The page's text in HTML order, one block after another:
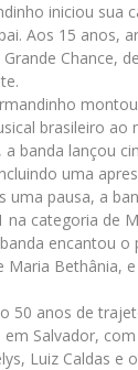
iniciou sua
Aos 15 anos,
Chance,
brasileiro ao
banda lançou
uma
uma pausa, a
na categoria de
encantou
Maria Bethânia,
50 anos de
Salvador,
Luiz Caldas